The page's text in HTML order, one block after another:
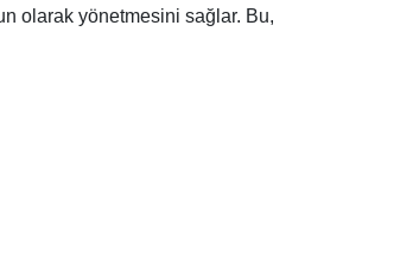
olarak yönetmesini sağlar. Bu,